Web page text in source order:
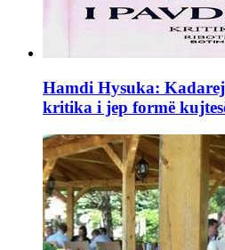
Hamdi Hysuka:
kritika i jep formë